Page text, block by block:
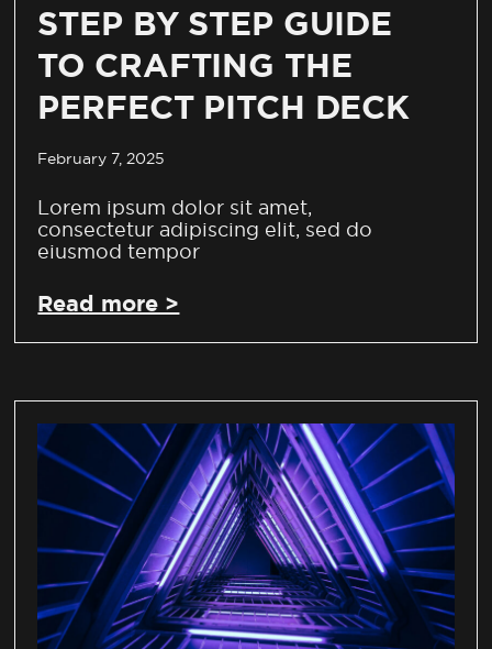
STEP BY STEP GUIDE
TO CRAFTING THE
PERFECT PITCH DECK
February 7, 2025
Lorem ipsum dolor sit amet,
consectetur adipiscing elit, sed do
eiusmod tempor
Read more >